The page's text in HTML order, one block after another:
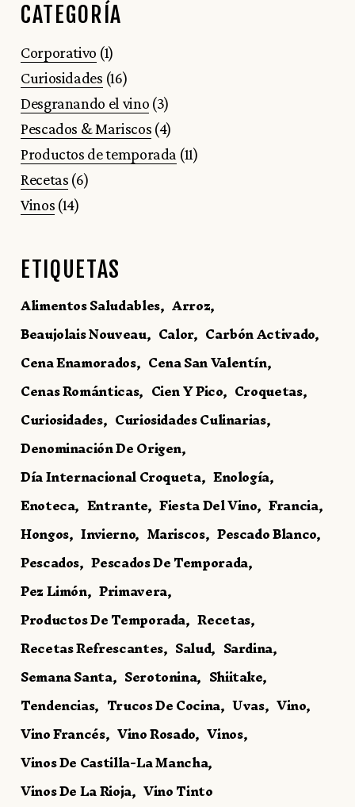
CATEGORÍA
Corporativo (1)
Curiosidades (16)
Desgranando el vino (3)
Pescados & Mariscos (4)
Productos de temporada (11)
Recetas (6)
Vinos (14)
ETIQUETAS
Alimentos Saludables Arroz
Beaujolais Nouveau Calor Carbón Activado
Cena Enamorados Cena San Valentín
Cenas Románticas Cien Y Pico Croquetas
Curiosidades Curiosidades Culinarias
Denominación De Origen
Día Internacional Croqueta Enología
Enoteca Entrante Fiesta Del Vino Francia
Hongos Invierno Mariscos Pescado Blanco
Pescados Pescados De Temporada
Pez Limón Primavera
Productos De Temporada Recetas
Recetas Refrescantes Salud Sardina
Semana Santa Serotonina Shiitake
Tendencias Trucos De Cocina Uvas Vino
Vino Francés Vino Rosado Vinos
Vinos De Castilla-La Mancha
Vinos De La Rioja Vino Tinto